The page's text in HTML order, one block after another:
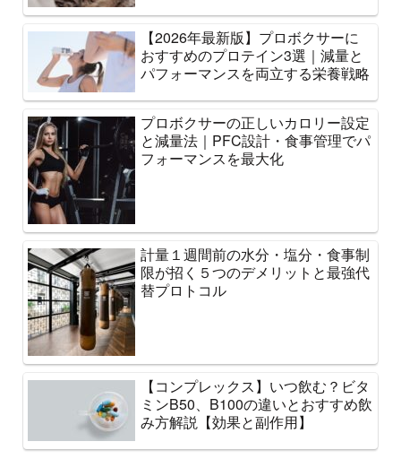
【2026年最新版】プロボクサーに
おすすめのプロテイン3選｜減量と
パフォーマンスを両立する栄養戦略
プロボクサーの正しいカロリー設定
と減量法｜PFC設計・食事管理でパ
フォーマンスを最大化
計量１週間前の水分・塩分・食事制
限が招く５つのデメリットと最強代
替プロトコル
【コンプレックス】いつ飲む？ビタ
ミンB50、B100の違いとおすすめ飲
み方解説【効果と副作用】